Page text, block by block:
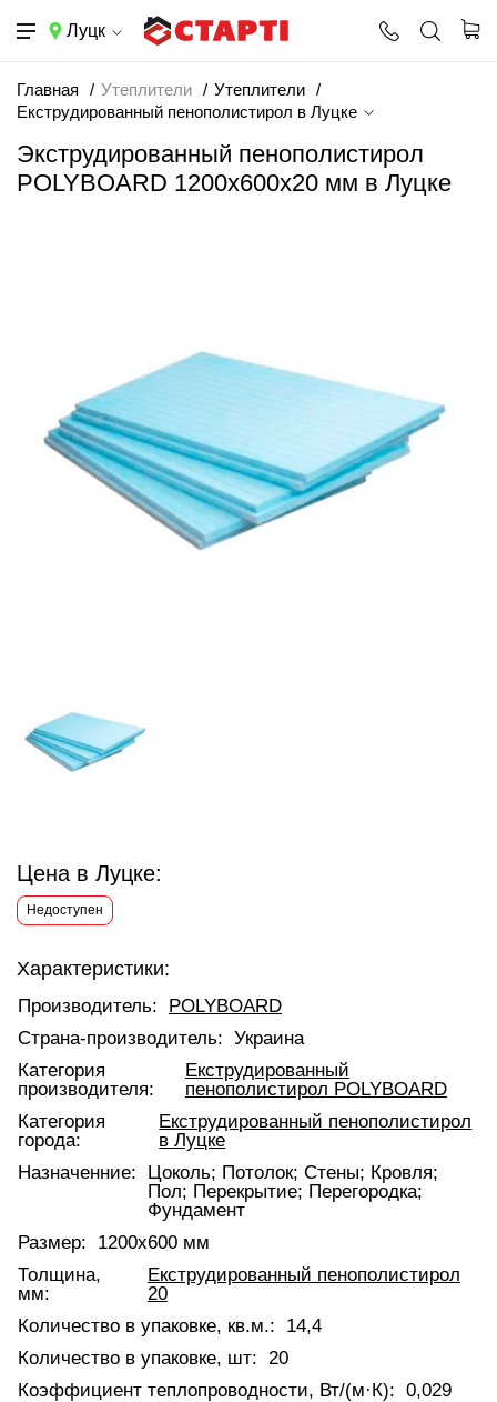
Луцк
Главная Утеплители
Утеплители
Екструдированный пенополистирол в Луцке
Экструдированный пенополистирол
POLYBOARD 1200х600х20 мм в Луцке
Цена в Луцке:
Недоступен
Характеристики:
Производитель:
POLYBOARD
Страна-производитель: Украина
Категория
производителя:
Екструдированный
пенополистирол POLYBOARD
Категория
города:
Екструдированный пенополистирол
в Луцке
Назначенние:
Цоколь; Потолок; Стены; Кровля;
Пол; Перекрытие; Перегородка;
Фундамент
Размер:
1200х600 мм
Толщина,
мм:
Екструдированный пенополистирол
20
Количество в упаковке, кв.м.:
14,4
Количество в упаковке, шт: 20
Коэффициент теплопроводности, Вт/(м·К): 0,029